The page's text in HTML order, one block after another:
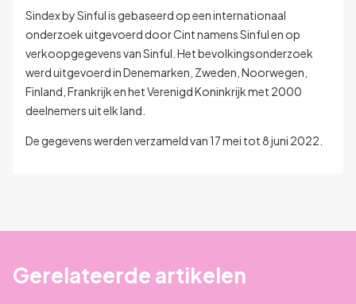
Sindex by Sinful is gebaseerd op een internationaal
onderzoek uitgevoerd door Cint namens Sinful en op
verkoopgegevens van Sinful. Het bevolkingsonderzoek
werd uitgevoerd in Denemarken, Zweden, Noorwegen,
Finland, Frankrijk en het Verenigd Koninkrijk met 2000
deelnemers uit elk land.
De gegevens werden verzameld van 17 mei tot 8 juni 2022.
Gerelateerde artikelen